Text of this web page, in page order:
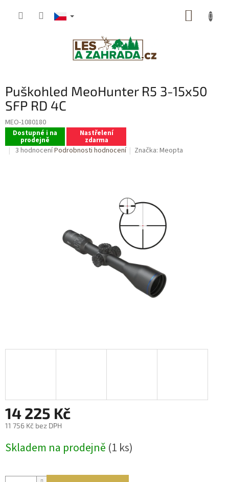
Puškohled MeoHunter R5 3-15x50
SFP RD 4C
MEO-1080180
Dostupné i na
prodejně
Nastřelení
zdarma
Průměrné
3 hodnoceníPodrobnosti hodnocení Značka:Meopta
14 225 Kč
11 756 Kč bez DPH
cena:
Skladem na prodejně (1 ks)